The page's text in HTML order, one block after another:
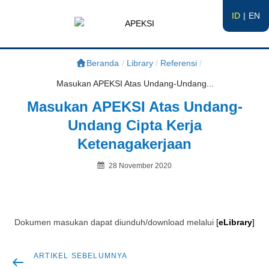
ID EN
APEKSI
Beranda / Library / Referensi /
Masukan APEKSI Atas Undang-Undang...
Masukan APEKSI Atas Undang-
Undang Cipta Kerja
Ketenagakerjaan
Posted
28 November 2020
Dokumen masukan dapat diunduh/download melalui [eLibrary]
Navigasi
Artikel
ARTIKEL SEBELUMNYA